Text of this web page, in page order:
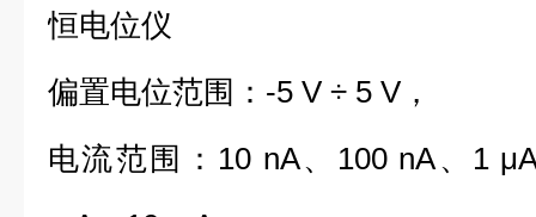
恒电位仪
偏置电位范围：-5 V ÷ 5 V，
电流范围：10 nA、100 nA、1